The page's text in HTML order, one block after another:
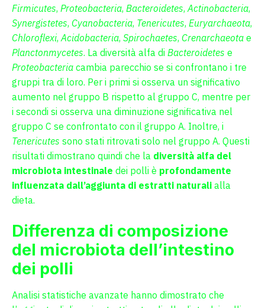
Firmicutes, Proteobacteria, Bacteroidetes, Actinobacteria,
Synergistetes, Cyanobacteria, Tenericutes, Euryarchaeota,
Chloroflexi, Acidobacteria, Spirochaetes, Crenarchaeota e
Planctonmycetes. La diversità alfa di Bacteroidetes e
Proteobacteria cambia parecchio se si confrontano i tre
gruppi tra di loro. Per i primi si osserva un significativo
aumento nel gruppo B rispetto al gruppo C, mentre per
i secondi si osserva una diminuzione significativa nel
gruppo C se confrontato con il gruppo A. Inoltre, i
Tenericutes sono stati ritrovati solo nel gruppo A. Questi
risultati dimostrano quindi che la diversità alfa del
microbiota intestinale dei polli è profondamente
influenzata dall’aggiunta di estratti naturali alla
dieta.
Differenza di composizione
del microbiota dell’intestino
dei polli
Analisi statistiche avanzate hanno dimostrato che